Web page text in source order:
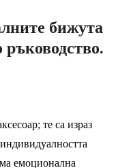
бижута
те са израз
емоционална